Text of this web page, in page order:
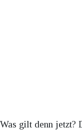
Was gilt denn jetzt?